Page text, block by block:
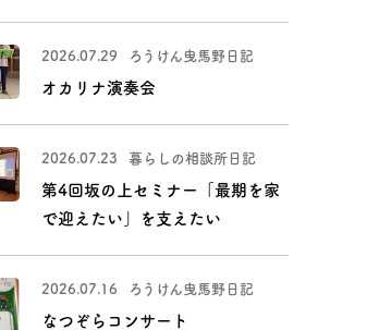
与・販売事業
2026.07.29 ろうけん曳馬野日記
オカリナ演奏会
2026.07.23 暮らしの相談所日記
第4回坂の上セミナー「最期を家
で迎えたい」を支えたい
2026.07.16 ろうけん曳馬野日記
なつぞらコンサート